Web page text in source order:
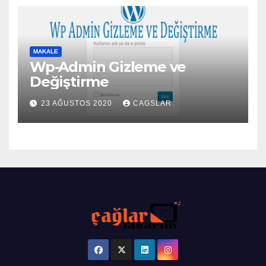
MAKALE
Wp-Admin Gizleme ve
Değiştirme
23 AĞUSTOS 2020 CAGSLAR